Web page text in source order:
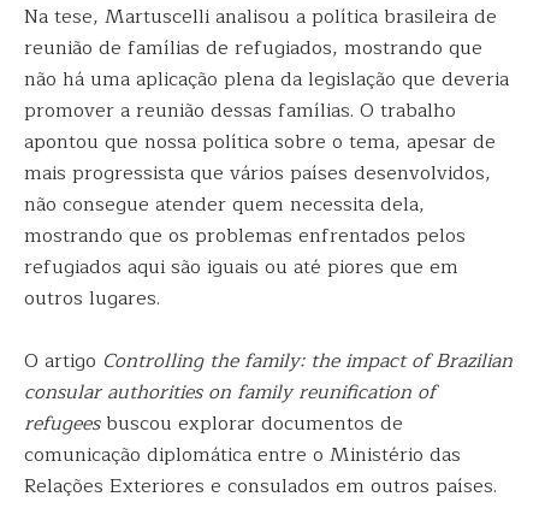
Na tese, Martuscelli analisou a política brasileira de
reunião de famílias de refugiados, mostrando que
não há uma aplicação plena da legislação que deveria
promover a reunião dessas famílias. O trabalho
apontou que nossa política sobre o tema, apesar de
mais progressista que vários países desenvolvidos,
não consegue atender quem necessita dela,
mostrando que os problemas enfrentados pelos
refugiados aqui são iguais ou até piores que em
outros lugares.
O artigo Controlling the family: the impact of Brazilian
consular authorities on family reunification of
refugeesbuscou explorar documentos de
comunicação diplomática entre o Ministério das
Relações Exteriores e consulados em outros países.